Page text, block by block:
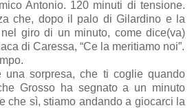
Antonio. 120 minuti di tensione.
che, dopo il palo di Gilardino e la
giro di un minuto, come dice(va)
di Caressa, “Ce la meritiamo noi”.
sorpresa, che ti coglie quando
Grosso ha segnato a un minuto
che sì, stiamo andando a giocarci la